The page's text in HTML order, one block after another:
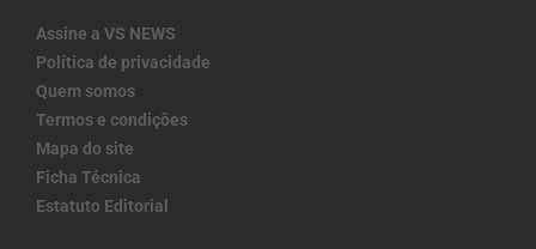
Assine a VS NEWS
Política de privacidade
Quem somos
Termos e condições
Mapa do site
Ficha Técnica
Estatuto Editorial